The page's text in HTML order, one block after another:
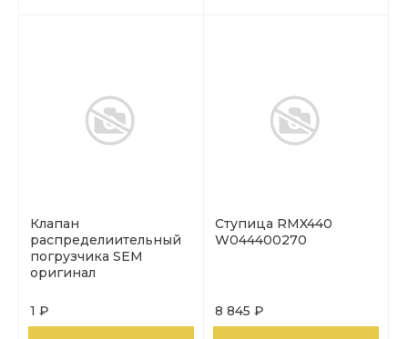
Клапан
распределиительный
погрузчика SEM
оригинал
1 ₽
Ступица RMX440
W044400270
8 845 ₽